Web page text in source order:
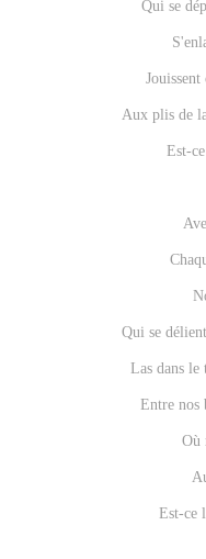
Qui se
Aux plis de
Est-
Qui se
Las dans le
Entre nos
Où
Est-ce